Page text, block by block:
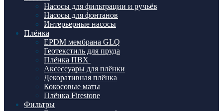
Насосы для фильтрации и ручьёв
Насосы для фонтанов
Интерьерные насосы
Плёнка
EPDM мембрана GLQ
Геотекстиль для пруда
Плёнка ПВХ
Аксессуары для плёнки
Декоративная плёнка
Кокосовые маты
Плёнка Firestone
Фильтры